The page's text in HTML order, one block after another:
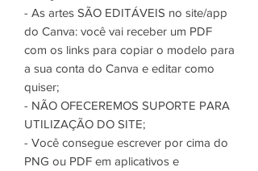
- As artes SÃO EDITÁVEIS no site/app
do Canva: você vai receber um PDF
com os links para copiar o modelo para
a sua conta do Canva e editar como
quiser;
- NÃO OFECEREMOS SUPORTE PARA
UTILIZAÇÃO DO SITE;
- Você consegue escrever por cima do
PNG ou PDF em aplicativos e